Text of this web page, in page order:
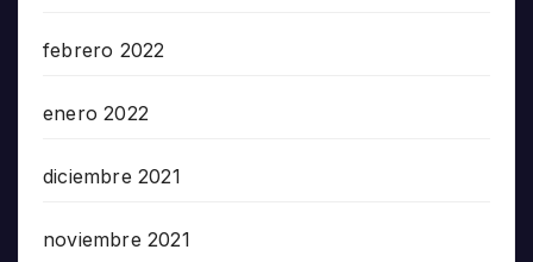
febrero 2022
enero 2022
diciembre 2021
noviembre 2021